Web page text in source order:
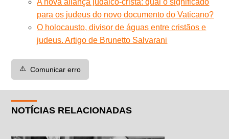
para os judeus do novo documento do Vaticano?
O holocausto, divisor de águas entre cristãos e
judeus. Artigo de Brunetto Salvarani
⚠️ Comunicar erro
NOTÍCIAS RELACIONADAS